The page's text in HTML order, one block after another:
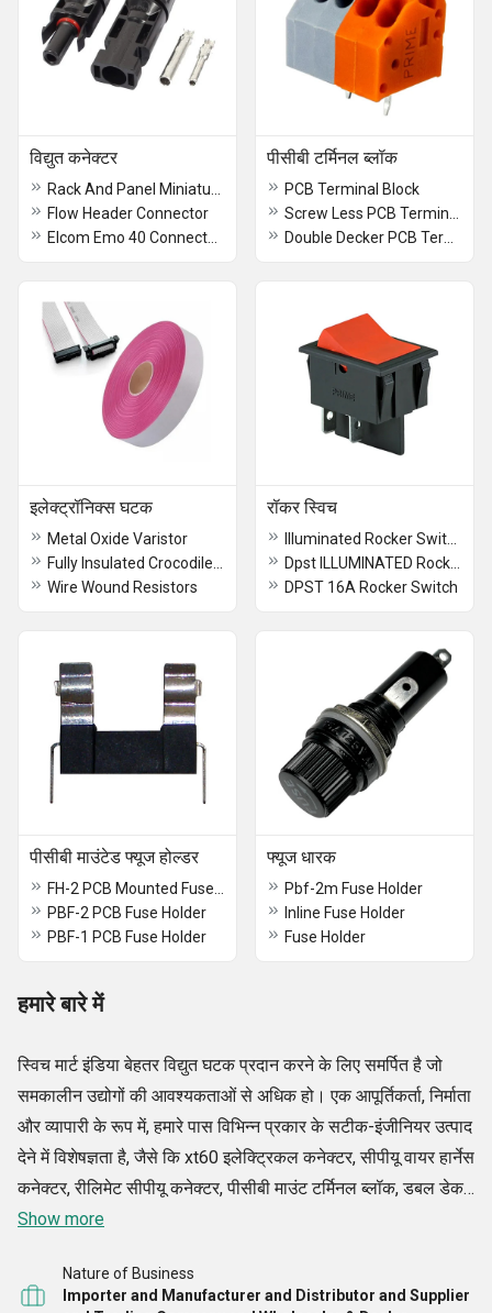
विद्युत कनेक्टर
Flow Header Connector
पीसीबी टर्मिनल ब्लॉक
PCB Terminal Block
इलेक्ट्रॉनिक्स घटक
Metal Oxide Varistor
Wire Wound Resistors
रॉकर स्विच
DPST 16A Rocker Switch
पीसीबी माउंटेड फ्यूज होल्डर
PBF-2 PCB Fuse Holder
PBF-1 PCB Fuse Holder
फ्यूज धारक
Pbf-2m Fuse Holder
Inline Fuse Holder
Fuse Holder
हमारे बारे में
स्विच मार्ट इंडिया बेहतर विद्युत घटक प्रदान करने के लिए समर्पित है जो
समकालीन उद्योगों की आवश्यकताओं से अधिक हो। एक आपूर्तिकर्ता, निर्माता
और व्यापारी के रूप में, हमारे पास विभिन्न प्रकार के सटीक-इंजीनियर उत्पाद
देने में विशेषज्ञता है, जैसे कि xt60 इलेक्ट्रिकल कनेक्टर, सीपीयू वायर हार्नेस
कनेक्टर, रीलिमेट सीपीयू कनेक्टर, पीसीबी माउंट टर्मिनल ब्लॉक, डबल डेकर
पीसीबी टर्मिनल ब्लॉक, माइक्रो यूएसबी कनेक्टर, मेन डोर स्विच, जेनर
स्विच, और अन्य। हमारे उत्पादों को विश्वसनीयता, दक्षता और नवीनता के
Show more
Nature of Business
Importer and Manufacturer and Distributor and Supplier